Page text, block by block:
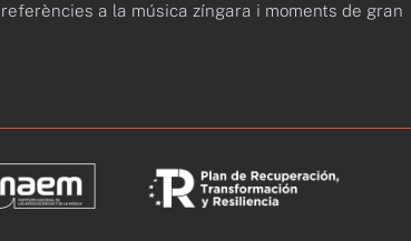
a la música zíngara i moments de gran